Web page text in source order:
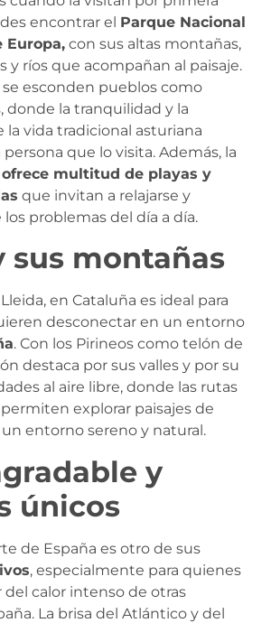
encontrar el Parque Nacional
Europa, con sus altas montañas,
y ríos que acompañan al paisaje.
esconden pueblos como
donde la tranquilidad y la
vida tradicional asturiana
que lo visita. Además, la
ofrece multitud de playas y
que invitan a relajarse y
problemas del día a día.
sus montañas
en Cataluña es ideal para
desconectar en un entorno
. Con los Pirineos como telón de
destaca por sus valles y por su
al aire libre, donde las rutas
explorar paisajes de
entorno sereno y natural.
y
únicos
de España es otro de sus
, especialmente para quienes
del calor intenso de otras
La brisa del Atlántico y del